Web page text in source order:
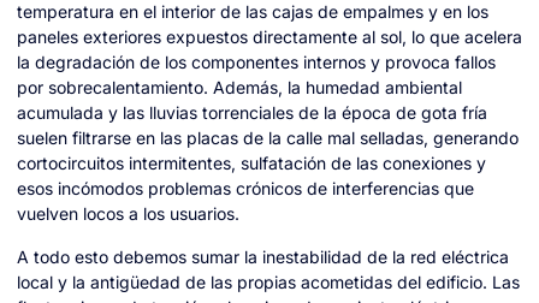
temperatura en el interior de las cajas de empalmes y en los
paneles exteriores expuestos directamente al sol, lo que acelera
la degradación de los componentes internos y provoca fallos
por sobrecalentamiento. Además, la humedad ambiental
acumulada y las lluvias torrenciales de la época de gota fría
suelen filtrarse en las placas de la calle mal selladas, generando
cortocircuitos intermitentes, sulfatación de las conexiones y
esos incómodos problemas crónicos de interferencias que
vuelven locos a los usuarios.
A todo esto debemos sumar la inestabilidad de la red eléctrica
local y la antigüedad de las propias acometidas del edificio. Las